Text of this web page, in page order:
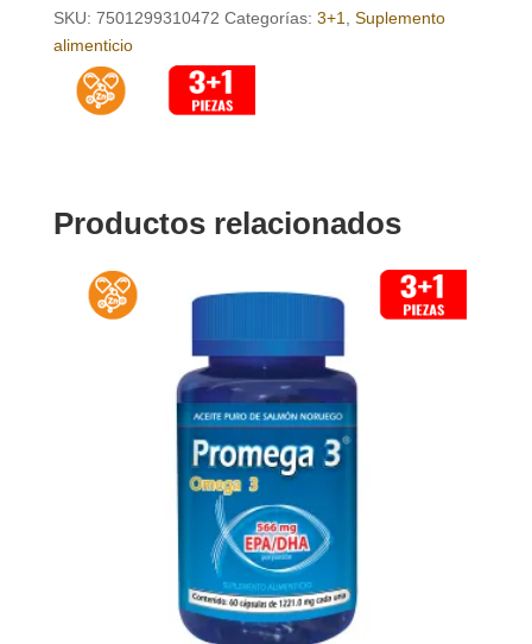
SKU: 7501299310472 Categorías: 3+1, Suplemento
alimenticio
Productos relacionados